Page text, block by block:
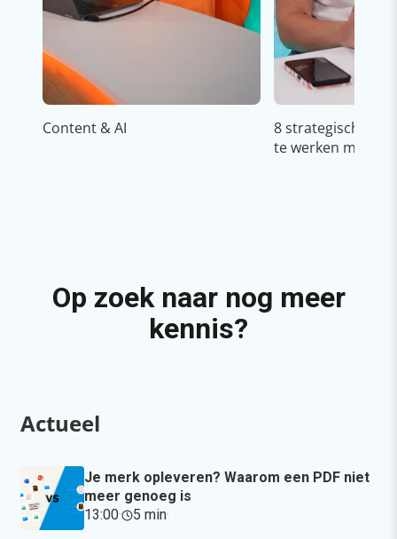
Content & AI
8 strategische
te werken met
Op zoek naar nog meer
kennis?
Actueel
Je merk opleveren? Waarom een PDF niet
meer genoeg is
13:00· 5 min·